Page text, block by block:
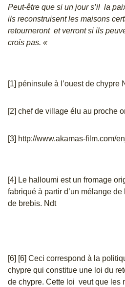
Peut-être que si un jour s’il la
ils reconstruisent les maisons
retourneront et verront si ils
crois pas. «
[1] péninsule à l’ouest de chypre
[2] chef de village élu au proche
[3] http://www.akamas-film.com/
[4] Le halloumi est un fromage
fabriqué à partir d’un mélange
de brebis. Ndt
[6] [6] Ceci correspond à la
chypre qui constitue une loi du
de chypre. Cette loi veut que les